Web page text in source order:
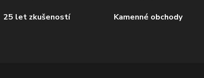
25 let zkušeností Kamenné obchody